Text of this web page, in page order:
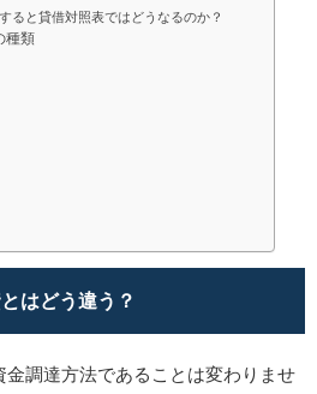
ると貸借対照表ではどうなるのか？
種類
はどう違う？
調達方法であることは変わりませ